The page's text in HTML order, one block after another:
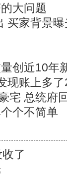
大问题
买家背景曝
创近10年
现账上多
宅 总统府
个不简单
了